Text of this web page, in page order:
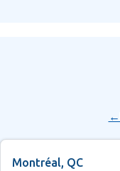
Montréal, QC